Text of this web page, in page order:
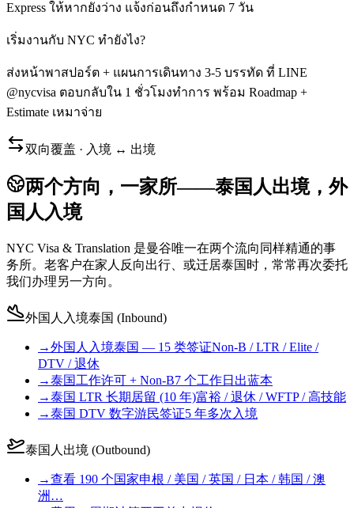
Express ให้หากยังว่าง แจ้งก่อนถึงกำหนด 7 วัน
เริ่มงานกับ NYC ทำยังไง?
ส่งหน้าพาสปอร์ต + แผนการเดินทาง 3-5 บรรทัด ที่ LINE
@nycvisa ตอบกลับใน 1 ชั่วโมงทำการ พร้อม Roadmap +
Estimate เหมาจ่าย
双向覆盖 · 入境 ↔ 出境
两个方向，一家所——泰国人出境，外
国人入境
NYC Visa & Translation 是曼谷唯一在两个流向同样精通的事
务所。老客户在家人反向出行、或迁居泰国时，常常再次委托
我们办理另一方向。
外国人入境泰国 (Inbound)
→外国人入境泰国 — 15 类签证Non-B / LTR / Elite /
DTV / 退休
→泰国工作许可 + Non-B7 个工作日出蓝本
→泰国 LTR 长期居留 (10 年)富裕 / 退休 / WFTP / 高技能
→泰国 DTV 数字游民签证5 年多次入境
泰国人出境 (Outbound)
→查看 190 个国家申根 / 美国 / 英国 / 日本 / 韩国 / 澳
洲…